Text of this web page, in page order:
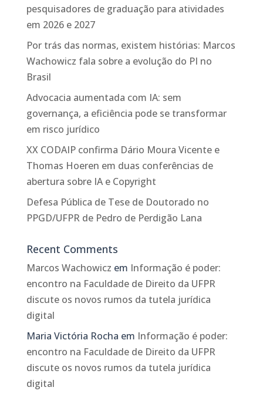
pesquisadores de graduação para atividades
em 2026 e 2027
Por trás das normas, existem histórias: Marcos
Wachowicz fala sobre a evolução do PI no
Brasil
Advocacia aumentada com IA: sem
governança, a eficiência pode se transformar
em risco jurídico
XX CODAIP confirma Dário Moura Vicente e
Thomas Hoeren em duas conferências de
abertura sobre IA e Copyright
Defesa Pública de Tese de Doutorado no
PPGD/UFPR de Pedro de Perdigão Lana
Recent Comments
Marcos Wachowicz em Informação é poder:
encontro na Faculdade de Direito da UFPR
discute os novos rumos da tutela jurídica
digital
Maria Victória Rocha em Informação é poder:
encontro na Faculdade de Direito da UFPR
discute os novos rumos da tutela jurídica
digital